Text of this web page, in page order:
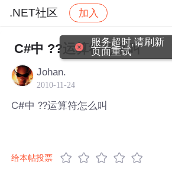
.NET社区 加入
社区 .NET社区 帖子详情
C#中 ??运算符怎么叫
Johan.
2010-11-24
C#中 ??运算符怎么叫
给本帖投票
服务超时,请刷新
页面重试